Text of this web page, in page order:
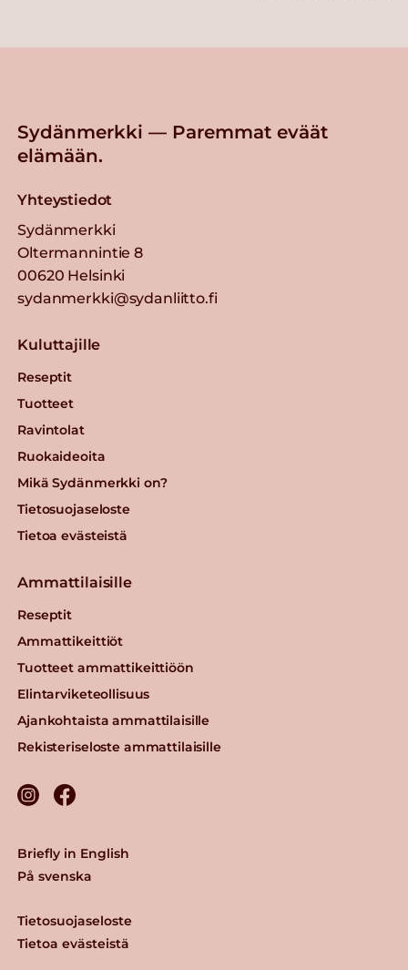
Sydänmerkki — Paremmat eväät
elämään.
Yhteystiedot
Sydänmerkki
Oltermannintie 8
00620 Helsinki
sydanmerkki@sydanliitto.fi
Kuluttajille
Reseptit
Tuotteet
Ravintolat
Ruokaideoita
Mikä Sydänmerkki on?
Tietosuojaseloste
Tietoa evästeistä
Ammattilaisille
Reseptit
Ammattikeittiöt
Tuotteet ammattikeittiöön
Elintarviketeollisuus
Ajankohtaista ammattilaisille
Rekisteriseloste ammattilaisille
Tietosuojaseloste
Tietoa evästeistä
Briefly in English
På svenska